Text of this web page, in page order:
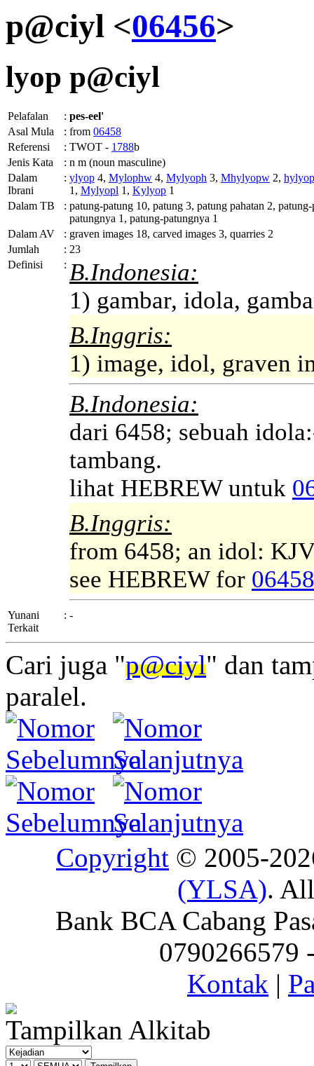
p@ciyl <06456>
lyop p@ciyl
Pelafalan : pes-eel'
Asal Mula
: from 06458
Referensi
: TWOT - 1788b
Jenis Kata
: n m (noun masculine)
Dalam
Ibrani
: ylyop 4, Mylophw 4, Mylyoph 3, Mhylyopw 2, hylyop
1, Mylyopl 1, Kylyop 1
Dalam TB
: patung-patung 10, patung 3, patung pahatan 2,
patungnya 1, patung-patungnya 1
Dalam AV
: graven images 18, carved images 3, quarries 2
Jumlah
: 23
Definisi
: B.Indonesia:
1) gambar, idola,
B.Inggris:
1) image, idol, graven
B.Indonesia:
dari 6458; sebuah
tambang.
lihat HEBREW untuk
B.Inggris:
from 6458; an idol:
see HEBREW for 06458
Yunani
Terkait
: -
Cari juga "p@ciyl" dan
paralel.
Copyright © 2005-
(YLSA).
Bank BCA Cabang
0790266579
Kontak |
Tampilkan Alkitab